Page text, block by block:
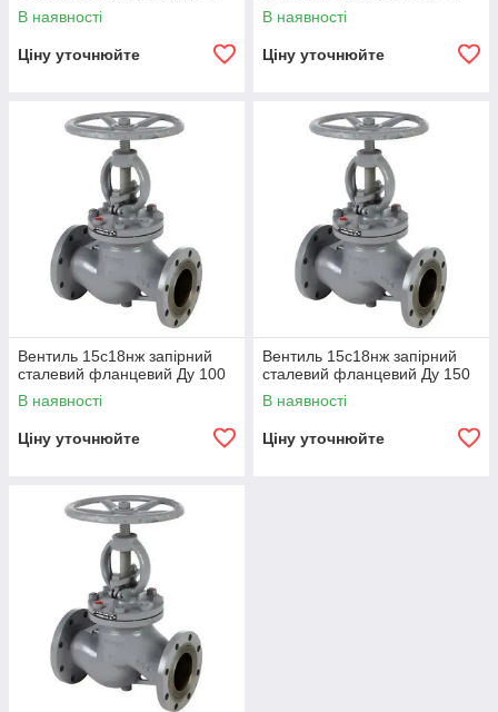
В наявності
Ціну уточнюйте
В наявності
Ціну уточнюйте
Вентиль 15с18нж запірний
сталевий фланцевий Ду 100
В наявності
Ціну уточнюйте
Вентиль 15с18нж запірний
сталевий фланцевий Ду 150
В наявності
Ціну уточнюйте